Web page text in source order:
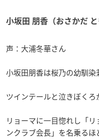
小坂田 朋香（おさかだ と
声：大浦冬華さん
小坂田朋香は桜乃の幼馴染
ツインテールと泣きぼくろ
リョーマに一目惚れし「
ンクラブ会長」を名乗るほ